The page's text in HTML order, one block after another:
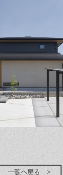
一覧へ戻る